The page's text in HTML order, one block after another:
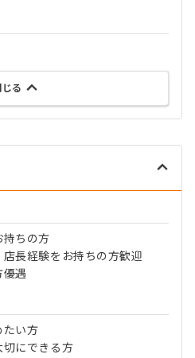
じる
持ちの方
長経験をお持ちの方歓迎
遇
たい方
切にできる方